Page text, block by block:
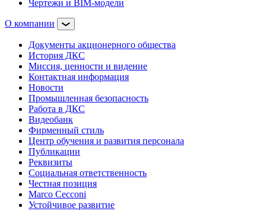
Чертежи и BIM-модели
О компании
Документы акционерного общества
История ДКС
Миссия, ценности и видение
Контактная информация
Новости
Промышленная безопасность
Работа в ДКС
Видеобанк
Фирменный стиль
Центр обучения и развития персонала
Публикации
Реквизиты
Социальная ответственность
Честная позиция
Marco Cecconi
Устойчивое развитие